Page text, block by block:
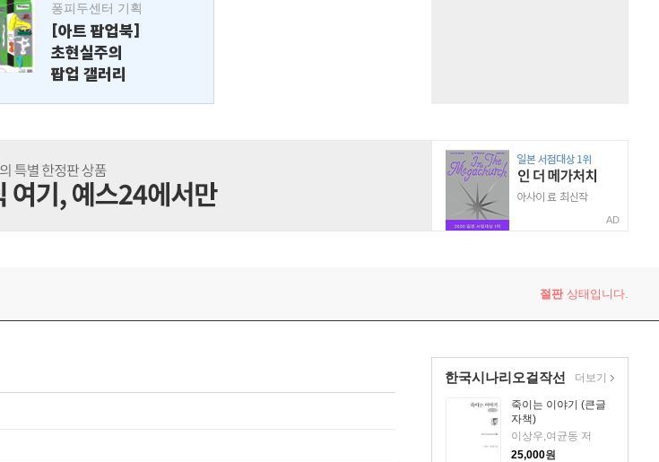
퐁피두센터 기획
[아트 팝업북]
초현실주의
팝업 갤러리
AD
절판상태입니다.
한국시나리오걸작선
죽이는 이야기 (큰글
자책)
이상우,여균동 저
25,000원
더보기